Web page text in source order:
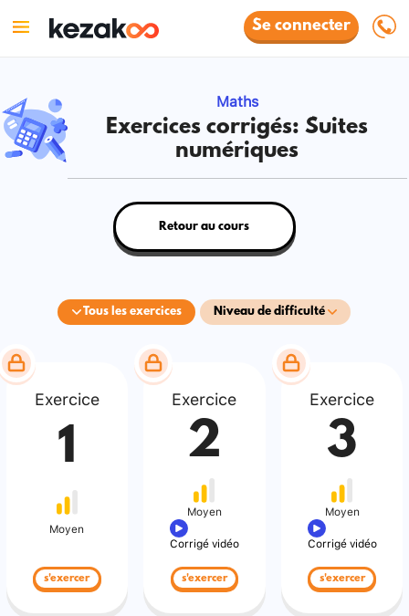
Se connecter
Maths
Exercices corrigés: Suites
numériques
Tous les exercices Niveau de difficulté
Retour au cours
Exercice
1
Moyen
s'exercer
Exercice
2
Moyen
Corrigé vidéo
s'exercer
Exercice
3
Moyen
Corrigé vidéo
s'exercer